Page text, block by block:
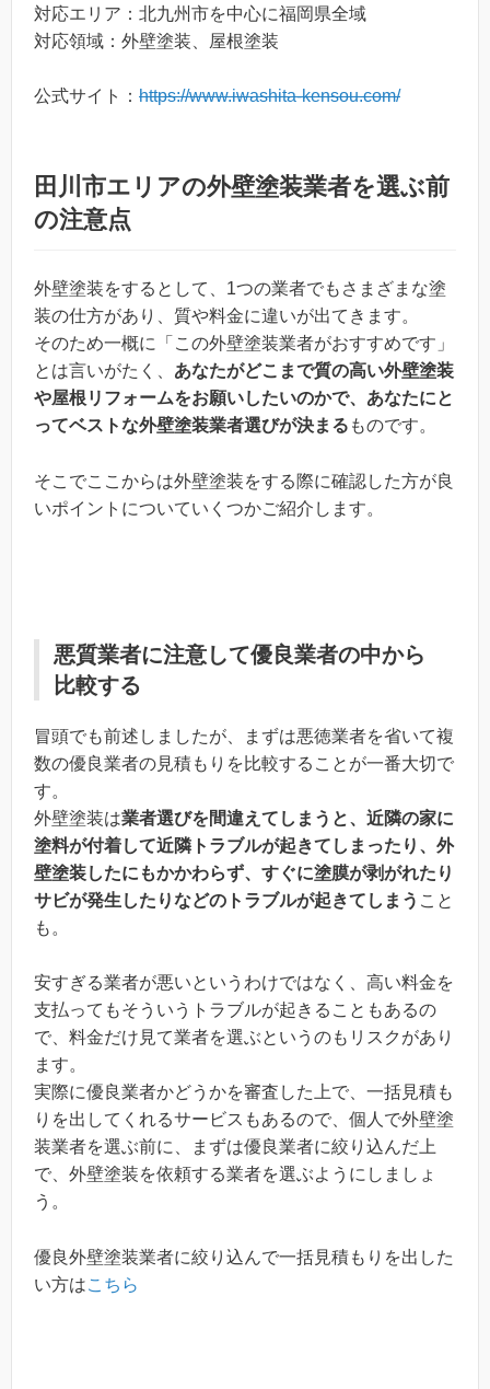
対応エリア：北九州市を中心に福岡県全域
対応領域：外壁塗装、屋根塗装
公式サイト： https://www.iwashita-kensou.com/
田川市エリアの外壁塗装業者を選ぶ前
の注意点
外壁塗装をするとして、1つの業者でもさまざまな塗
装の仕方があり、質や料金に違いが出てきます。
そのため一概に「この外壁塗装業者がおすすめです」
とは言いがたく、 あなたがどこまで質の高い外壁塗装
や屋根リフォームをお願いしたいのかで、あなたにと
ってベストな外壁塗装業者選びが決まる ものです。
そこでここからは外壁塗装をする際に確認した方が良
いポイントについていくつかご紹介します。
悪質業者に注意して優良業者の中から
比較する
冒頭でも前述しましたが、まずは悪徳業者を省いて複
数の優良業者の見積もりを比較することが一番大切で
す。
外壁塗装は業者選びを間違えてしまうと、近隣の家に
塗料が付着して近隣トラブルが起きてしまったり、外
壁塗装したにもかかわらず、すぐに塗膜が剥がれたり
サビが発生したりなどのトラブルが起きてしまう こと
も。
安すぎる業者が悪いというわけではなく、高い料金を
支払ってもそういうトラブルが起きることもあるの
で、料金だけ見て業者を選ぶというのもリスクがあり
ます。
実際に優良業者かどうかを審査した上で、一括見積も
りを出してくれるサービスもあるので、個人で外壁塗
装業者を選ぶ前に、まずは優良業者に絞り込んだ上
で、外壁塗装を依頼する業者を選ぶようにしましょ
う。
優良外壁塗装業者に絞り込んで一括見積もりを出した
い方はこちら